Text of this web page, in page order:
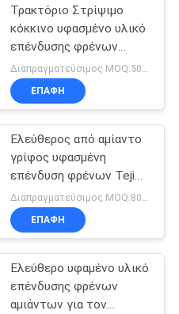
11
Τρακτόριο Στρίψιμο
κόκκινο υφασμένο υλικό
επένδυσης φρένων
Συσκευή επένδυσης
φρένων Φρένο
ΕΠΑΦΉ
Ελεύθερος από αμίαντο
γρίφος υφασμένη
επένδυση φρένων Tejida
Φρένα En Rollos Τρίσιμο
ρολ
ΕΠΑΦΉ
Ελεύθερο υφαμένο υλικό
επένδυσης φρένων
αμιάντων για τον